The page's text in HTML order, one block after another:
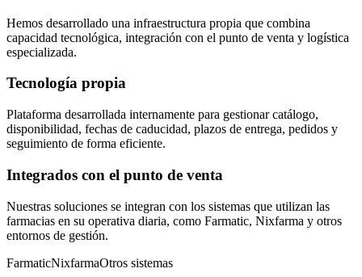
Hemos desarrollado una infraestructura propia que combina
capacidad tecnológica, integración con el punto de venta y logística
especializada.
Tecnología propia
Plataforma desarrollada internamente para gestionar catálogo,
disponibilidad, fechas de caducidad, plazos de entrega, pedidos y
seguimiento de forma eficiente.
Integrados con el punto de venta
Nuestras soluciones se integran con los sistemas que utilizan las
farmacias en su operativa diaria, como Farmatic, Nixfarma y otros
entornos de gestión.
FarmaticNixfarmaOtros sistemas